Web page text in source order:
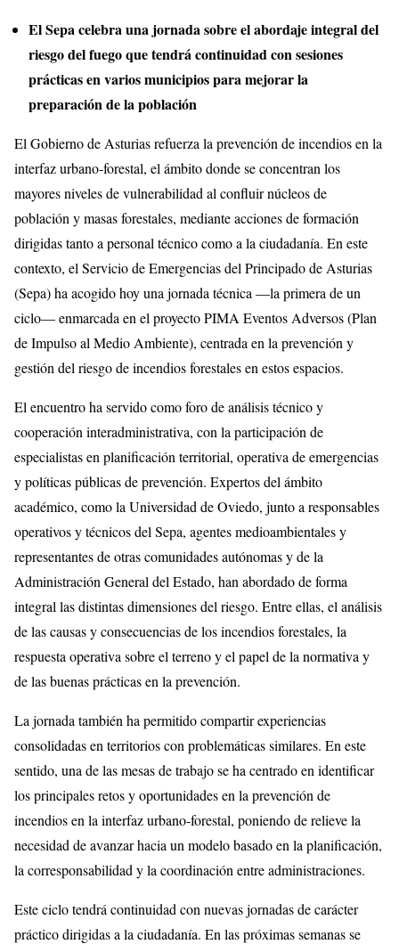
El Sepa celebra una jornada sobre el abordaje integral del
riesgo del fuego que tendrá continuidad con sesiones
prácticas en varios municipios para mejorar la
preparación de la población
El Gobierno de Asturias refuerza la prevención de incendios en la
interfaz urbano‑forestal, el ámbito donde se concentran los
mayores niveles de vulnerabilidad al confluir núcleos de
población y masas forestales, mediante acciones de formación
dirigidas tanto a personal técnico como a la ciudadanía. En este
contexto, el Servicio de Emergencias del Principado de Asturias
(Sepa) ha acogido hoy una jornada técnica —la primera de un
ciclo— enmarcada en el proyecto PIMA Eventos Adversos (Plan
de Impulso al Medio Ambiente), centrada en la prevención y
gestión del riesgo de incendios forestales en estos espacios.
El encuentro ha servido como foro de análisis técnico y
cooperación interadministrativa, con la participación de
especialistas en planificación territorial, operativa de emergencias
y políticas públicas de prevención. Expertos del ámbito
académico, como la Universidad de Oviedo, junto a responsables
operativos y técnicos del Sepa, agentes medioambientales y
representantes de otras comunidades autónomas y de la
Administración General del Estado, han abordado de forma
integral las distintas dimensiones del riesgo. Entre ellas, el análisis
de las causas y consecuencias de los incendios forestales, la
respuesta operativa sobre el terreno y el papel de la normativa y
de las buenas prácticas en la prevención.
La jornada también ha permitido compartir experiencias
consolidadas en territorios con problemáticas similares. En este
sentido, una de las mesas de trabajo se ha centrado en identificar
los principales retos y oportunidades en la prevención de
incendios en la interfaz urbano‑forestal, poniendo de relieve la
necesidad de avanzar hacia un modelo basado en la planificación,
la corresponsabilidad y la coordinación entre administraciones.
Este ciclo tendrá continuidad con nuevas jornadas de carácter
práctico dirigidas a la ciudadanía. En las próximas semanas se